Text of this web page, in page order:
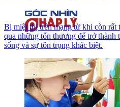
Bị miệt thị trên mạng từ khi còn rất
qua những tổn thương để trở
sống và sự tôn trọng khác biệt.